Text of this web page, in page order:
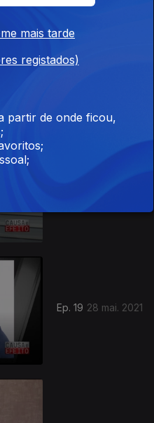
Ep. 21
Ep. 19 28 mai. 2021
mais tarde
registados)
partir de onde ficou,